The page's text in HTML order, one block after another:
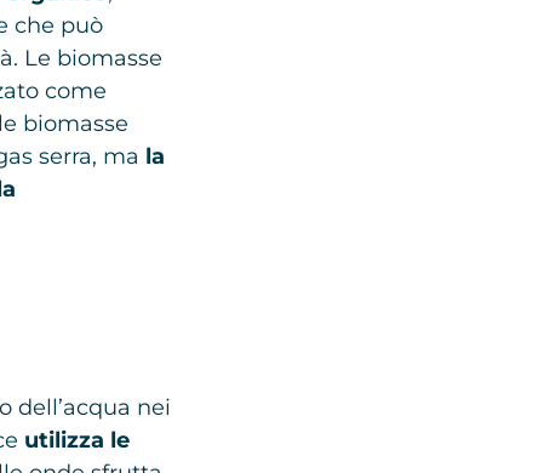
che può
Le biomasse
come
biomasse
serra, ma la
dell’acqua nei
utilizza le